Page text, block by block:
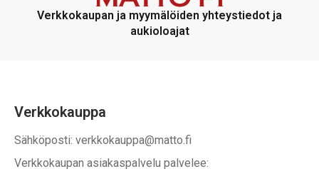
voidaan
voidaan
valita
tuotteen
Verkkokaupan ja myymälöiden yhteystiedot ja
aukioloajat
Verkkokauppa
Sähköposti: verkkokauppa@matto.fi
Verkkokaupan asiakaspalvelu palvelee: